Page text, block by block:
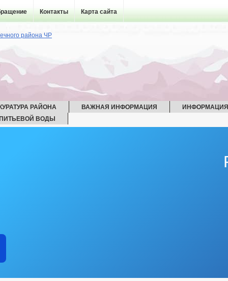
Контакты Карта сайта
РАЙОНА ВАЖНАЯ ИНФОРМАЦИЯ
ВОДЫ
ПРАВОНАРУШЕНИЙ
РАБОЧАЯ ГРУППА ПО ДЕЛАМ
ПРЕДПРИНЕМАТЕЛЬСТВА
ТОВАРОВ, РАБОТ И УСЛУГ
ПРОТОКОЛЬНЫЕ ПОРУЧЕНИЯ ГЛАВЫ ЧР
РЕЕСТР